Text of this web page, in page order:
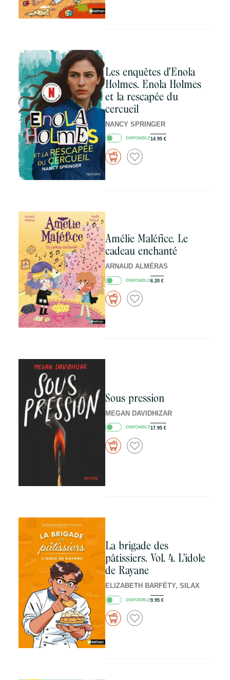
Les enquêtes d'Enola
Holmes. Enola Holmes
et la rescapée du
cercueil
NANCY SPRINGER
DISPONIBLE14.95 €
Amélie Maléfice. Le
cadeau enchanté
ARNAUD ALMÉRAS
DISPONIBLE6.20 €
Sous pression
MEGAN DAVIDHIZAR
DISPONIBLE17.95 €
La brigade des
pâtissiers. Vol. 4. L'idole
de Rayane
ELIZABETH BARFÉTY, SILAX
DISPONIBLE9.95 €